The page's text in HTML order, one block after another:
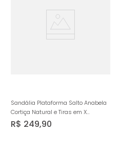
Sandália Plataforma Salto Anabela
Cortiça Natural e Tiras em X
Feminino Milano Marrom 14394
R$ 249,90